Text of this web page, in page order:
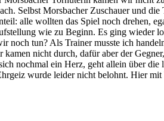
Selbst Morsbacher Zuschauer und die
alle wollten das Spiel noch drehen,
wie zu Beginn. Es ging wieder
tun? Als Trainer musste ich
nicht durch, dafür aber der
nochmal ein Herz, geht allein über die
wurde leider nicht belohnt. Hier